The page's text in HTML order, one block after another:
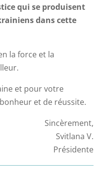
qui se produisent
dans cette
la force et la
et pour votre
et de réussite.
Sincèrement,
Svitlana V.
Présidente